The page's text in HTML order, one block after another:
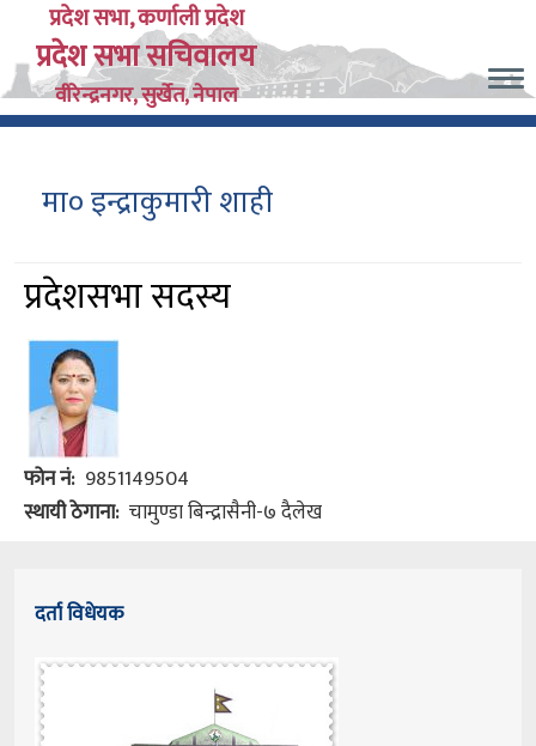
main
content
प्रदेश सभा, कर्णाली प्रदेश
प्रदेश सभा सचिवालय
वीरेन्द्रनगर, सुर्खेत, नेपाल
मा० इन्द्राकुमारी शाही
प्रदेशसभा सदस्य
फोन नं 9851149504
स्थायी ठेगाना चामुण्डा बिन्द्रासैनी-७ दैलेख
दर्ता विधेयक